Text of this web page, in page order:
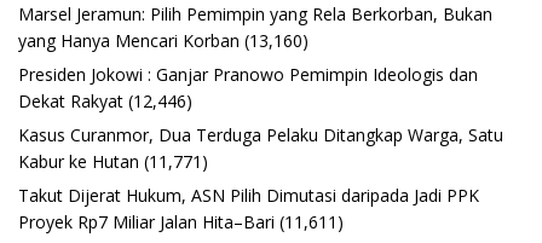
Marsel Jeramun: Pilih Pemimpin yang Rela Berkorban, Bukan
yang Hanya Mencari Korban (13,160)
Presiden Jokowi : Ganjar Pranowo Pemimpin Ideologis dan
Dekat Rakyat (12,446)
Kasus Curanmor, Dua Terduga Pelaku Ditangkap Warga, Satu
Kabur ke Hutan (11,771)
Takut Dijerat Hukum, ASN Pilih Dimutasi daripada Jadi PPK
Proyek Rp7 Miliar Jalan Hita–Bari (11,611)